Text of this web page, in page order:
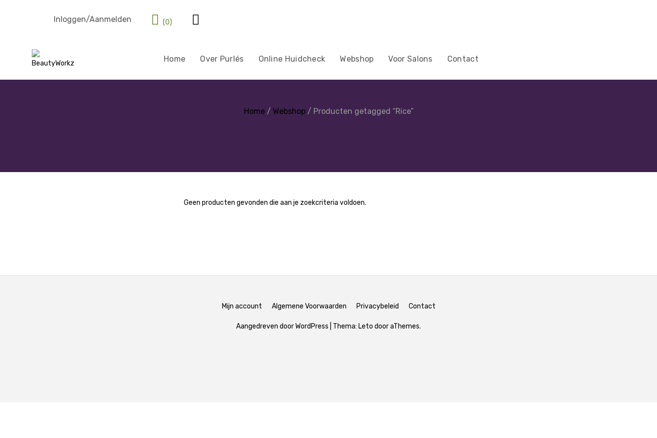
Home Over Purlés Online Huidcheck Webshop Voor Salons Contact
Inloggen/Aanmelden (0)
Home/ Webshop/ Producten getagged “Rice”
Geen producten gevonden die aan je zoekcriteria voldoen.
Mijn account Algemene Voorwaarden Privacybeleid Contact
Aangedreven door WordPress Thema: Leto door aThemes.